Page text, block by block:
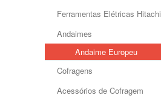
Ferramentas Elétricas Hitachi
Andaimes
Andaime Europeu
Cofragens
Acessórios de Cofragem